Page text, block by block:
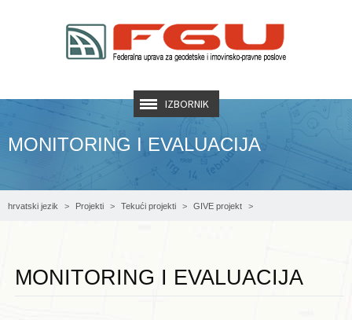
IZBORNIK
MONITORING I EVALUACIJA
hrvatski jezik Projekti Tekući projekti GIVE projekt
MONITORING I EVALUACIJA